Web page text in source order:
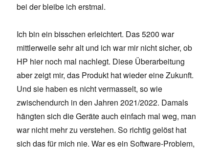
bei der bleibe ich erstmal.
Ich bin ein bisschen erleichtert. Das 5200 war
mittlerweile sehr alt und ich war mir nicht sicher, ob
HP hier noch mal nachlegt. Diese Überarbeitung
aber zeigt mir, das Produkt hat wieder eine Zukunft.
Und sie haben es nicht vermasselt, so wie
zwischendurch in den Jahren 2021/2022. Damals
hängten sich die Geräte auch einfach mal weg, man
war nicht mehr zu verstehen. So richtig gelöst hat
sich das für mich nie. War es ein Software-Problem,